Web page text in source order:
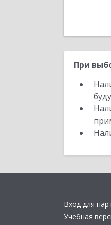
При
Вход для
Учебная